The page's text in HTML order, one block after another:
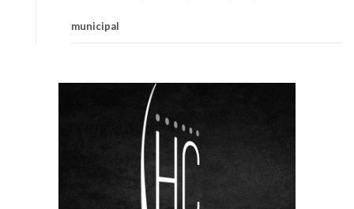
municipal